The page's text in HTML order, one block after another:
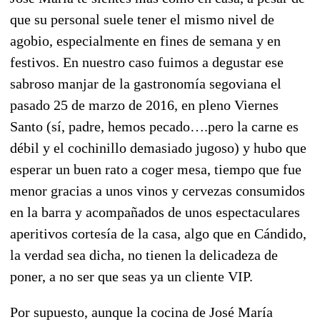
que su personal suele tener el mismo nivel de
agobio, especialmente en fines de semana y en
festivos. En nuestro caso fuimos a degustar ese
sabroso manjar de la gastronomía segoviana el
pasado 25 de marzo de 2016, en pleno Viernes
Santo (sí, padre, hemos pecado….pero la carne es
débil y el cochinillo demasiado jugoso) y hubo que
esperar un buen rato a coger mesa, tiempo que fue
menor gracias a unos vinos y cervezas consumidos
en la barra y acompañados de unos espectaculares
aperitivos cortesía de la casa, algo que en Cándido,
la verdad sea dicha, no tienen la delicadeza de
poner, a no ser que seas ya un cliente VIP.
Por supuesto, aunque la cocina de José María